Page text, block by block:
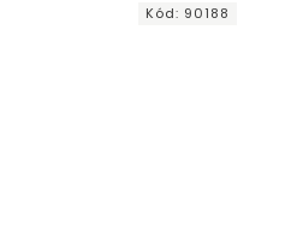
Kód: 90188